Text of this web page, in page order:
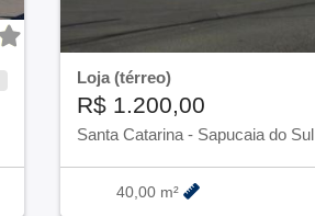
Loja (térreo)
R$ 1.200,00
Santa Catarina - Sapucaia do Sul
40,00 m²